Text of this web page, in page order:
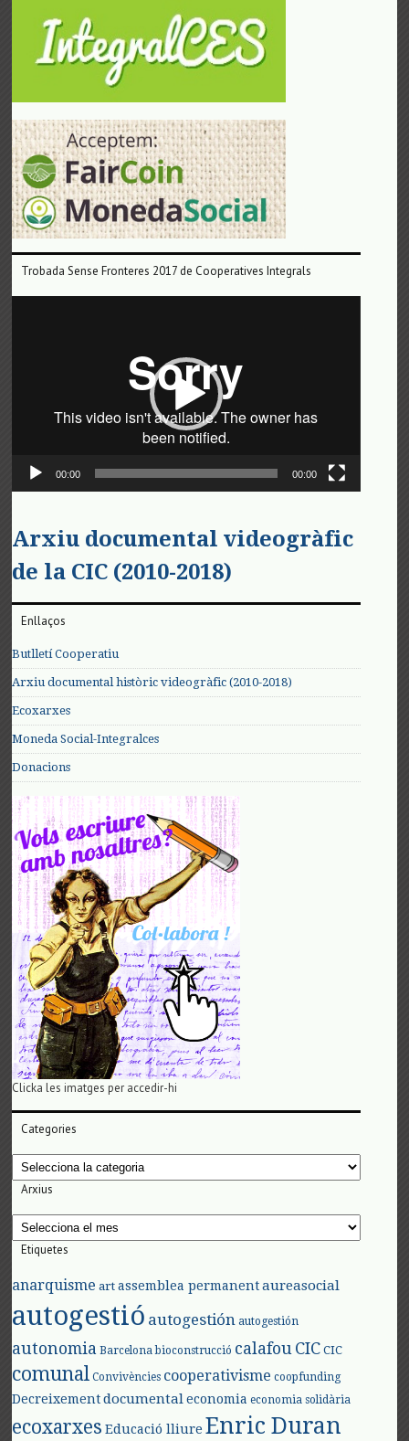
Trobada Sense Fronteres 2017 de Cooperatives Integrals
00:00 00:00
Arxiu documental videogràfic
de la CIC (2010-2018)
Enllaços
Butlletí Cooperatiu
Arxiu documental històric videogràfic (2010-2018)
Ecoxarxes
Moneda Social-Integralces
Donacions
Clicka les imatges per accedir-hi
Categories
Categories
Arxius
Arxius
Etiquetes
anarquisme art assemblea permanent aureasocial
autogestió autogestión autogestión
autonomia Barcelona bioconstrucció calafouCIC CIC
comunal Convivències cooperativisme coopfunding
Decreixement documental economia economia solidària
ecoxarxes Educació lliure Enric Duran